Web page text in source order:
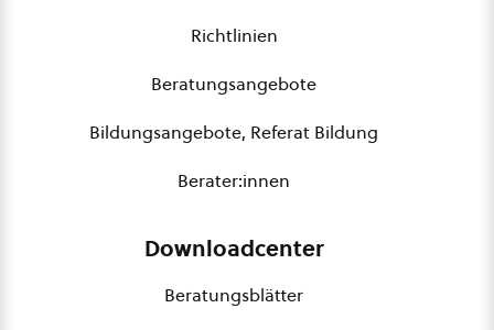
Richtlinien
Beratungsangebote
Bildungsangebote, Referat Bildung
Berater:innen
Downloadcenter
Beratungsblätter